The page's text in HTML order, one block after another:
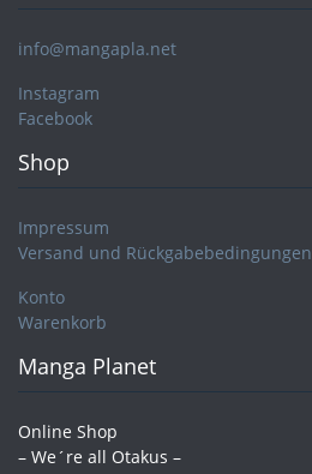
info@mangapla.net
Instagram
Facebook
Shop
Impressum
Versand und Rückgabebedingungen
Konto
Warenkorb
Manga Planet
Online Shop
– We´re all Otakus –